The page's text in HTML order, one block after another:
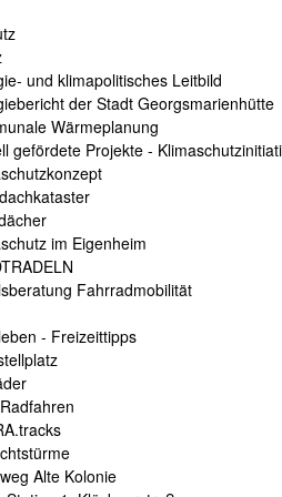
und klimapolitisches Leitbild
der Stadt Georgsmarienhütte
Wärmeplanung
gefördete Projekte -
im Eigenheim
Fahrradmobilität
- Freizeittipps
Alte Kolonie